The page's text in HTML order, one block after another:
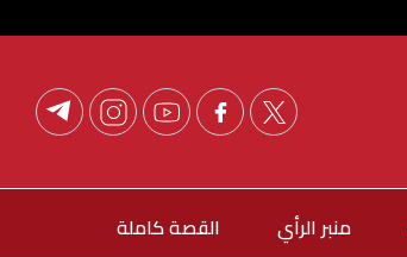
منبر الرأي القصة كاملة